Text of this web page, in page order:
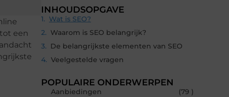
een
INHOUDSOPGAVE
Wat is SEO?
Waarom is SEO belangrijk?
De belangrijkste elementen van SEO
Veelgestelde vragen
POPULAIRE ONDERWERPEN
Aanbiedingen
(79 )